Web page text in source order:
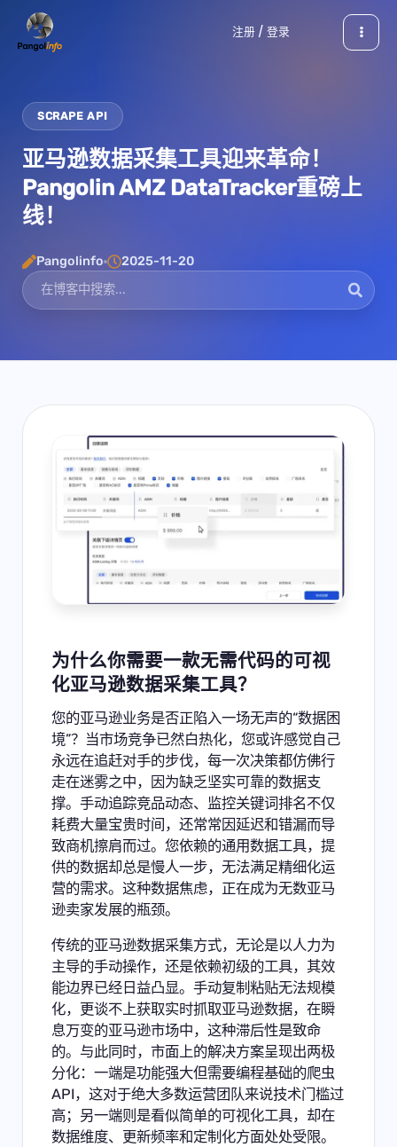
注册 / 登录
SCRAPE API
亚马逊数据采集工具迎来革命！
Pangolin AMZ DataTracker重磅上
线！
Pangolinfo 2025-11-20
为什么你需要一款无需代码的可视
化亚马逊数据采集工具？
您的亚马逊业务是否正陷入一场无声的“数据困
境”？当市场竞争已然白热化，您或许感觉自己
永远在追赶对手的步伐，每一次决策都仿佛行
走在迷雾之中，因为缺乏坚实可靠的数据支
撑。手动追踪竞品动态、监控关键词排名不仅
耗费大量宝贵时间，还常常因延迟和错漏而导
致商机擦肩而过。您依赖的通用数据工具，提
供的数据却总是慢人一步，无法满足精细化运
营的需求。这种数据焦虑，正在成为无数亚马
逊卖家发展的瓶颈。
传统的亚马逊数据采集方式，无论是以人力为
主导的手动操作，还是依赖初级的工具，其效
能边界已经日益凸显。手动复制粘贴无法规模
化，更谈不上获取实时抓取亚马逊数据，在瞬
息万变的亚马逊市场中，这种滞后性是致命
的。与此同时，市面上的解决方案呈现出两极
分化：一端是功能强大但需要编程基础的爬虫
API，这对于绝大多数运营团队来说技术门槛过
高；另一端则是看似简单的可视化工具，却在
数据维度、更新频率和定制化方面处处受限。